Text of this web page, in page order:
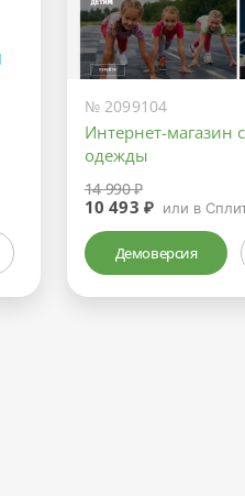
№ 2099104
Интернет-магазин
одежды
14 990 ₽
10 493 ₽ или в
Демоверсия